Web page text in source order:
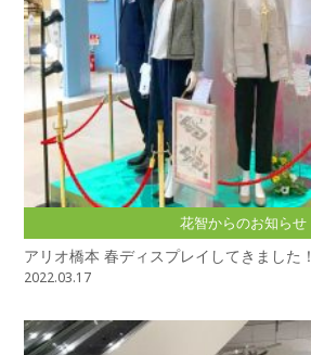
花智からのお知らせ
アリオ橋本 春ディスプレイしてきました！
2022.03.17